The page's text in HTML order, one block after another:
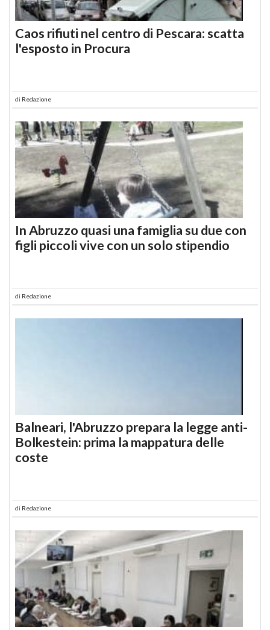
Caos rifiuti nel centro di Pescara: scatta
l'esposto in Procura
di Redazione
In Abruzzo quasi una famiglia su due con
figli piccoli vive con un solo stipendio
di Redazione
Balneari, l'Abruzzo prepara la legge anti-
Bolkestein: prima la mappatura delle
coste
di Redazione